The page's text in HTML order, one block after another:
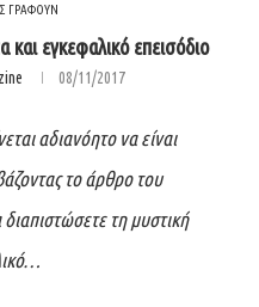
ΓΡΑΦΟΥΝ
εγκεφαλικό επεισόδιο
08/11/2017
αδιανόητο να είναι
το άρθρο του
τη μυστική